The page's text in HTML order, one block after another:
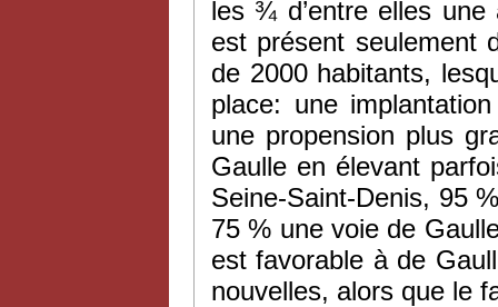
les ¾ d’entre elles
est présent seulement
de 2000 habitants,
place: une
une propension plus
Gaulle en élevant
Seine-Saint-Denis, 95
75 % une voie de
est favorable à de
nouvelles, alors que le